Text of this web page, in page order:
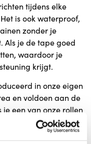
tijdens elke
is ook waterproof,
zonder je
Als je de tape goed
waardoor je
krijgt.
in onze eigen
en voldoen aan de
je een van onze rollen
kwaliteit die er is!
limoen groen, roze,